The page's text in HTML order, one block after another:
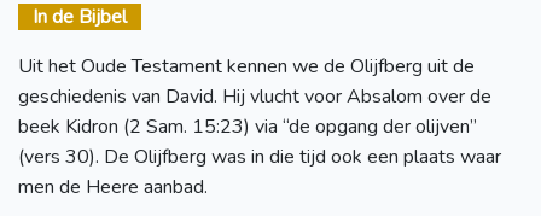
In de Bijbel
Uit het Oude Testament kennen we de Olijfberg uit de
geschiedenis van David. Hij vlucht voor Absalom over de
beek Kidron (2 Sam. 15:23) via “de opgang der olijven”
(vers 30). De Olijfberg was in die tijd ook een plaats waar
men de Heere aanbad.